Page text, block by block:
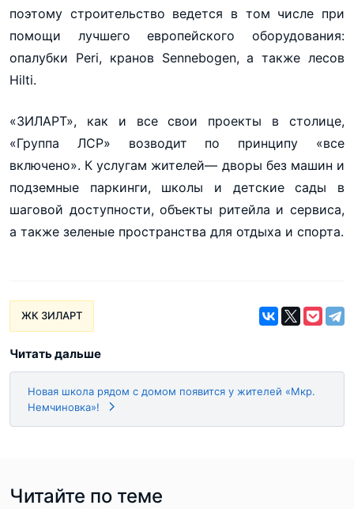
поэтому строительство ведется в том числе при
помощи лучшего европейского оборудования:
опалубки Peri, кранов Sennebogen, а также лесов
Hilti.
«ЗИЛАРТ», как и все свои проекты в столице,
«Группа ЛСР» возводит по принципу «все
включено». К услугам жителей— дворы без машин и
подземные паркинги, школы и детские сады в
шаговой доступности, объекты ритейла и сервиса,
а также зеленые пространства для отдыха и спорта.
ЖК ЗИЛАРТ
Читать дальше
Новая школа рядом с домом появится у жителей «Мкр.
Немчиновка»!
Читайте по теме